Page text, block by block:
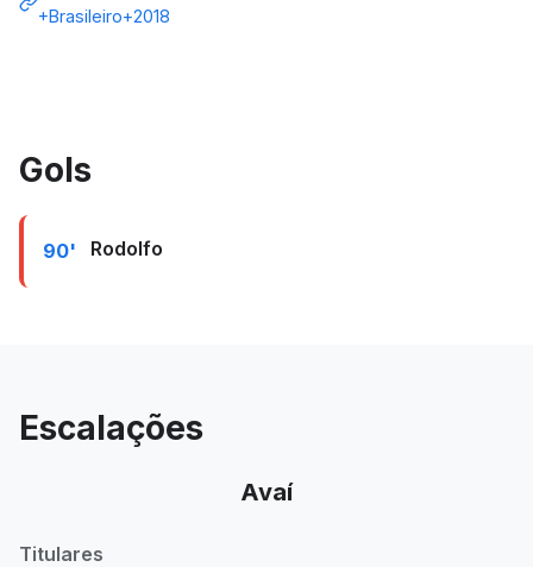
+Brasileiro+2018
Gols
90' Rodolfo
Escalações
Avaí
Titulares